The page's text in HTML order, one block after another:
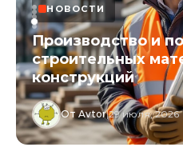
НОВОСТИ
Образовательные
курсы для
От Avtor|29 июля, 2026